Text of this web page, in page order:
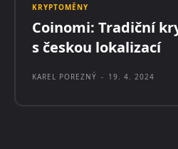
KRYPTOMĚNY
Coinomi: Tradiční
s českou lokalizací
KAREL POREZNÝ - 19. 4. 2024